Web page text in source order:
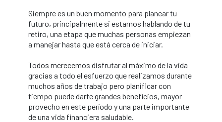
Siempre es un buen momento para planear tu
futuro, principalmente si estamos hablando de tu
retiro, una etapa que muchas personas empiezan
a manejar hasta que está cerca de iniciar.
Todos merecemos disfrutar al máximo de la vida
gracias a todo el esfuerzo que realizamos durante
muchos años de trabajo pero planificar con
tiempo puede darte grandes beneficios, mayor
provecho en este período y una parte importante
de una vida financiera saludable.